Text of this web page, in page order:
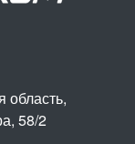
область,
58/2